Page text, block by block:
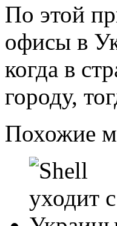
По этой
офисы в
когда в
городу,
Похожие